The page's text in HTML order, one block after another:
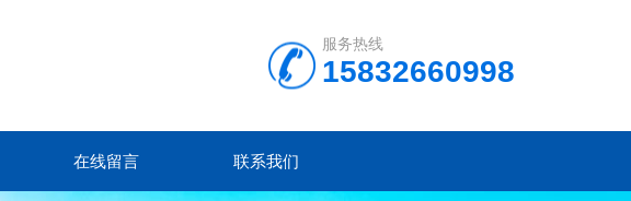
服务热线
15832660998
在线留言 联系我们